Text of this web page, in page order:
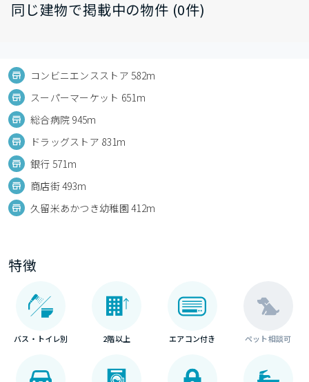
同じ建物で掲載中の物件 (0件)
コンビニエンスストア 582m
スーパーマーケット 651m
総合病院 945m
ドラッグストア 831m
銀行 571m
商店街 493m
久留米あかつき幼稚園 412m
特徴
バス・トイレ別 2階以上 エアコン付き ペット相談可